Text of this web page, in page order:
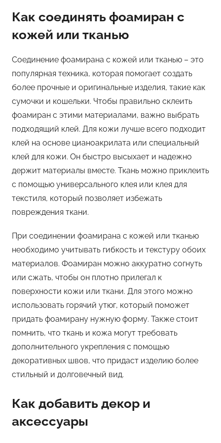
Как соединять фоамиран с
кожей или тканью
Соединение фоамирана с кожей или тканью – это
популярная техника, которая помогает создать
более прочные и оригинальные изделия, такие как
сумочки и кошельки. Чтобы правильно склеить
фоамиран с этими материалами, важно выбрать
подходящий клей. Для кожи лучше всего подходит
клей на основе цианоакрилата или специальный
клей для кожи. Он быстро высыхает и надежно
держит материалы вместе. Ткань можно приклеить
с помощью универсального клея или клея для
текстиля, который позволяет избежать
повреждения ткани.
При соединении фоамирана с кожей или тканью
необходимо учитывать гибкость и текстуру обоих
материалов. Фоамиран можно аккуратно согнуть
или сжать, чтобы он плотно прилегал к
поверхности кожи или ткани. Для этого можно
использовать горячий утюг, который поможет
придать фоамирану нужную форму. Также стоит
помнить, что ткань и кожа могут требовать
дополнительного укрепления с помощью
декоративных швов, что придаст изделию более
стильный и долговечный вид.
Как добавить декор и
аксессуары